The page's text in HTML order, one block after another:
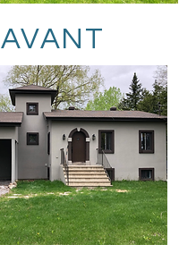
AVANT